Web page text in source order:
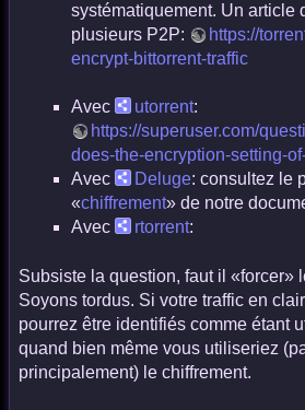
systématiquement. Un article
plusieurs P2P:
https://
encrypt-bittorrent-traffic
Avec utorrent:
https://superuser.com/
does-the-encryption-setting-
Avec
Deluge: consultez le
«chiffrement» de notre
Avec
rtorrent:
Subsiste la question, faut il «forcer»
Soyons tordus. Si votre traffic en
pourrez être identifiés comme étant
quand bien même vous utiliseriez
principalement) le chiffrement.